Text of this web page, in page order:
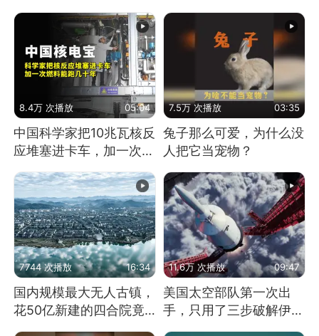
8.4万 次播放 05:04
中国科学家把10兆瓦核反
应堆塞进卡车，加一次燃
料能跑几十年
7.5万 次播放 03:35
兔子那么可爱，为什么没
人把它当宠物？
7744 次播放 16:34
国内规模最大无人古镇，
花50亿新建的四合院竟
11.6万 次播放 09:47
美国太空部队第一次出
手，只用了三步破解伊朗